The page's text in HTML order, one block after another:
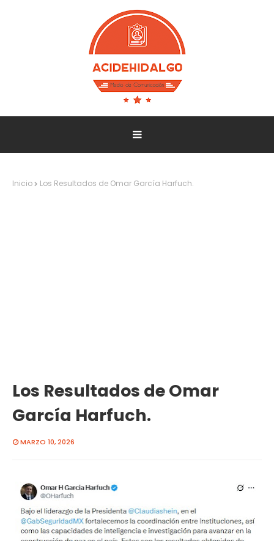
Inicio Los Resultados de Omar García Harfuch.
Los Resultados de Omar
García Harfuch.
MARZO 10, 2026